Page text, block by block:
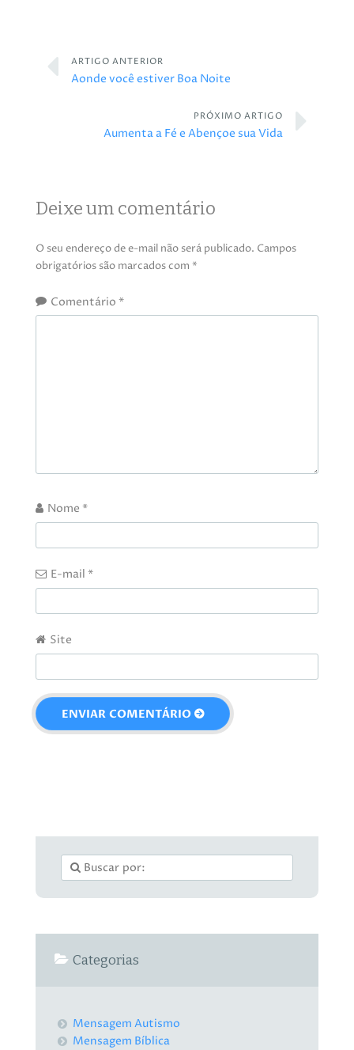
ARTIGO ANTERIOR
Aonde você estiver Boa Noite
PRÓXIMO ARTIGO
Aumenta a Fé e Abençoe sua Vida
Deixe um comentário
O seu endereço de e-mail não será publicado. Campos
obrigatórios são marcados com *
Comentário *
Nome *
E-mail *
Site
Categorias
Mensagem Autismo
Mensagem Bíblica